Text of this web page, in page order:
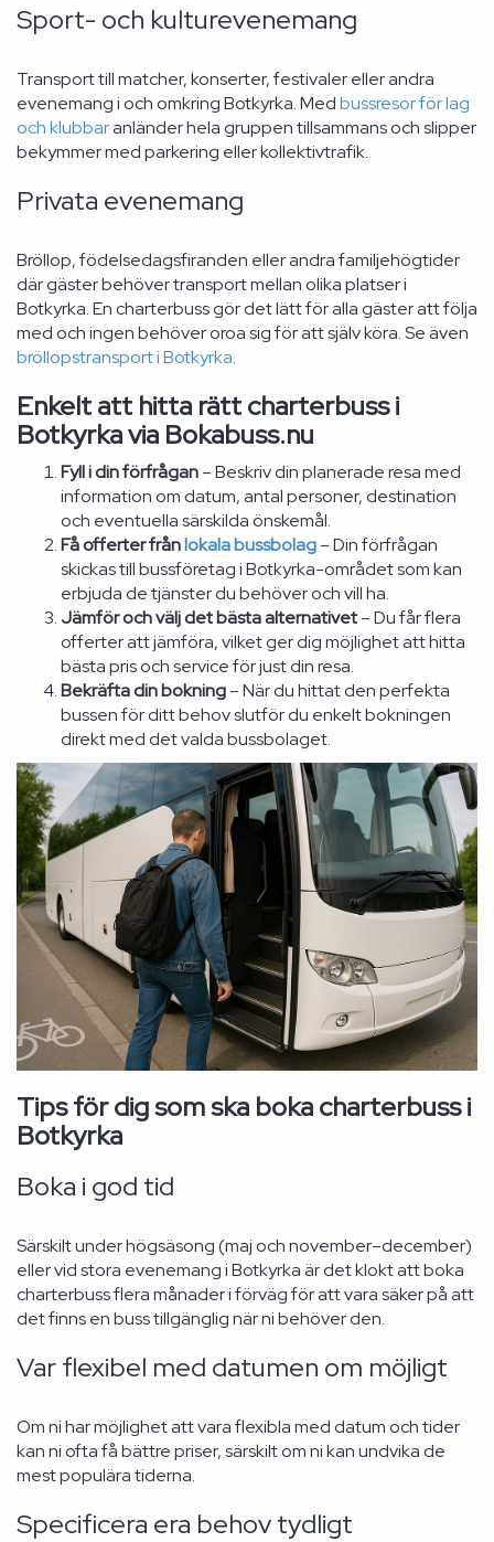
Sport- och kulturevenemang
Transport till matcher, konserter, festivaler eller andra
evenemang i och omkring Botkyrka. Medbussresor för lag
och klubbaranländer hela gruppen tillsammans och slipper
bekymmer med parkering eller kollektivtrafik.
Privata evenemang
Bröllop, födelsedagsfiranden eller andra familjehögtider
där gäster behöver transport mellan olika platser i
Botkyrka. En charterbuss gör det lätt för alla gäster att följa
med och ingen behöver oroa sig för att själv köra. Se även
bröllopstransport i Botkyrka.
Enkelt att hitta rätt charterbuss i
Botkyrka via Bokabuss.nu
Fyll i din förfrågan– Beskriv din planerade resa med
information om datum, antal personer, destination
och eventuella särskilda önskemål.
Få offerter frånlokala bussbolag– Din förfrågan
skickas till bussföretag i Botkyrka-området som kan
erbjuda de tjänster du behöver och vill ha.
Jämför och välj det bästa alternativet– Du får flera
offerter att jämföra, vilket ger dig möjlighet att hitta
bästa pris och service för just din resa.
Bekräfta din bokning– När du hittat den perfekta
bussen för ditt behov slutför du enkelt bokningen
direkt med det valda bussbolaget.
Tips för dig som ska boka charterbuss i
Botkyrka
Boka i god tid
Särskilt under högsäsong (maj och november–december)
eller vid stora evenemang i Botkyrka är det klokt att boka
charterbuss flera månader i förväg för att vara säker på att
det finns en buss tillgänglig när ni behöver den.
Var flexibel med datumen om möjligt
Om ni har möjlighet att vara flexibla med datum och tider
kan ni ofta få bättre priser, särskilt om ni kan undvika de
mest populära tiderna.
Specificera era behov tydligt